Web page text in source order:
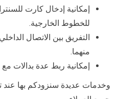
إمكانية إدخال كارت
للخطوط الخارجية.
التفريق بين الاتصال
منهما.
إمكانية ربط عدة بدالات مع
وخدمات عديدة سنزودكم بها عند